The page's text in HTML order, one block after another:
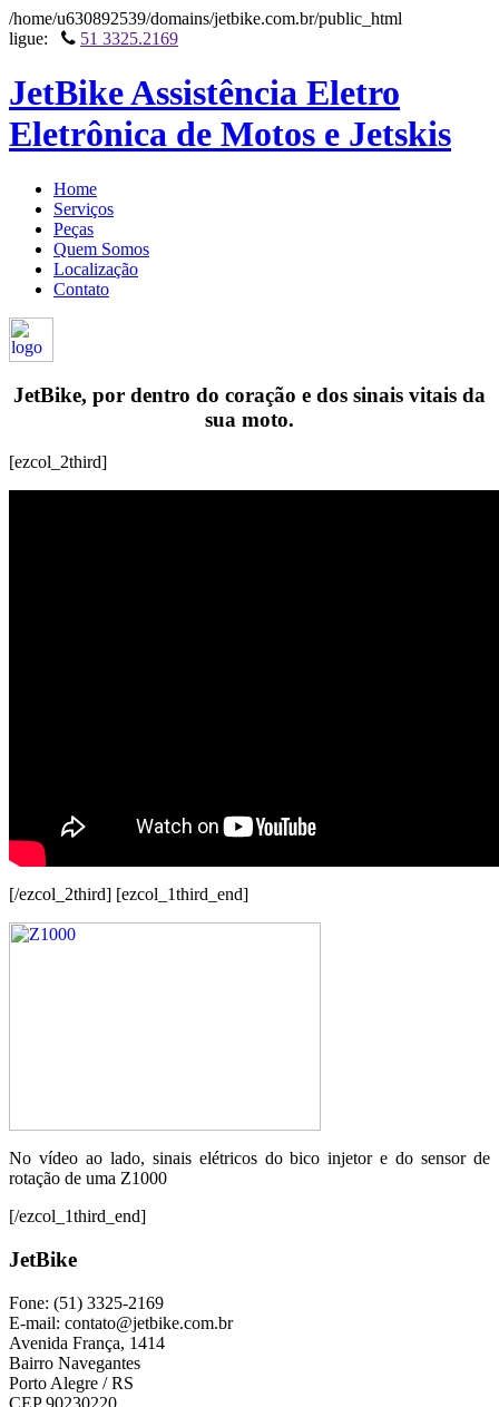
/home/u630892539/domains/jetbike.com.br/public_html
ligue:
51 3325.2169
JetBike Assistência Eletro
Eletrônica de Motos e Jetskis
Home
Serviços
Peças
Quem Somos
Localização
Contato
JetBike, por dentro do coração e dos sinais vitais da
sua moto.
[ezcol_2third]
[/ezcol_2third] [ezcol_1third_end]
No vídeo ao lado, sinais elétricos do bico injetor e do sensor de
rotação de uma Z1000
[/ezcol_1third_end]
JetBike
Fone: (51) 3325-2169
E-mail: contato@jetbike.com.br
Avenida França, 1414
Bairro Navegantes
Porto Alegre / RS
CEP 90230220